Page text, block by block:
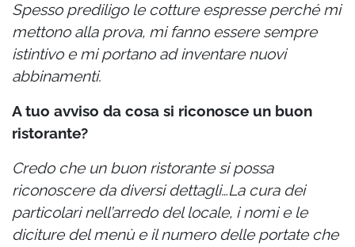
Spesso prediligo le cotture espresse perché mi
mettono alla prova, mi fanno essere sempre
istintivo e mi portano ad inventare nuovi
abbinamenti.
A tuo avviso da cosa si riconosce un buon
ristorante?
Credo che un buon ristorante si possa
riconoscere da diversi dettagli…La cura dei
particolari nell’arredo del locale, i nomi e le
diciture del menù e il numero delle portate che